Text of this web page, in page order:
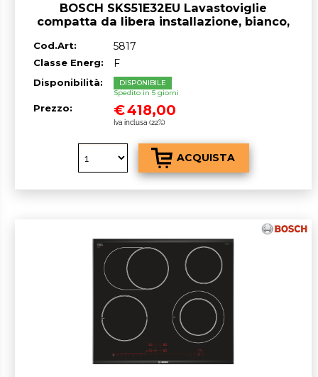
BOSCH SKS51E32EU Lavastoviglie
compatta da libera installazione, bianco,
Cod.Art: 5817
Classe Energ: F
Disponibilità:
DISPONIBILE
Spedito in 5 giorni
Prezzo: €418,00
Iva inclusa (22%)